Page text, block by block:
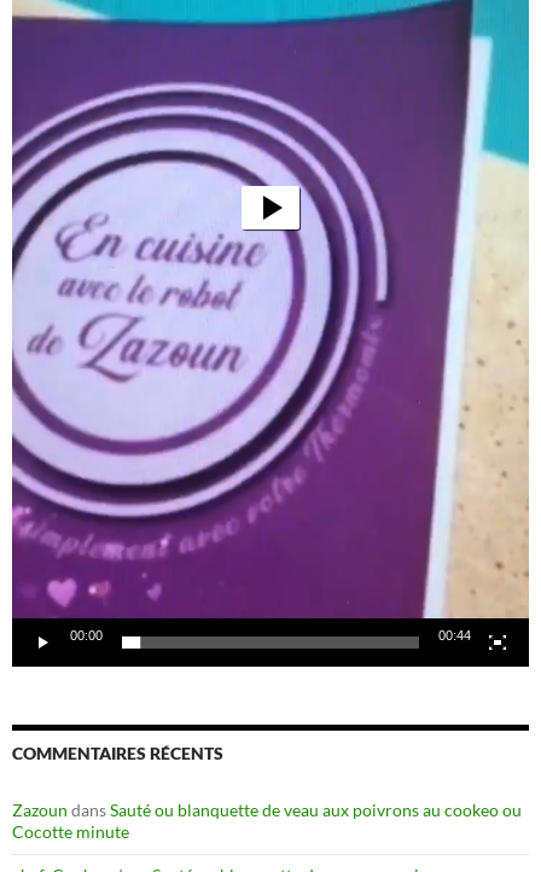
00:00 00:44
COMMENTAIRES RÉCENTS
Zazoun dansSauté ou blanquette de veau aux poivrons au cookeo ou
Cocotte minute